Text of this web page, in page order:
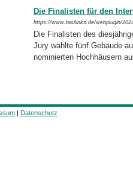
Die Finalisten für den
https://www.baulinks.de/webplugin/
Die Finalisten des
Jury wählte fünf Gebäude
nominierten Hochhäusern
| Datenschutz